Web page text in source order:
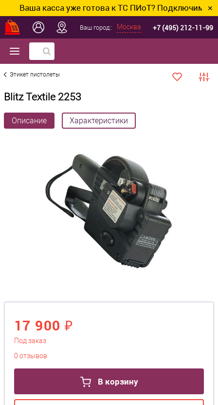
Ваша касса уже готова к ТС ПИоТ? Подключим и ✕
Ваш город:: Москва +7 (495) 212-11-99
Этикет пистолеты
Blitz Textile 2253
Описание Характеристики
17 900 ₽
Под заказ
0 отзывов
В корзину